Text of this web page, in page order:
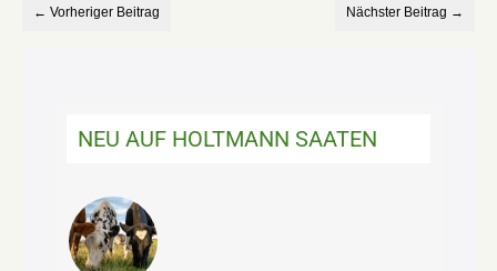
← Vorheriger Beitrag Nächster Beitrag →
NEU AUF HOLTMANN SAATEN